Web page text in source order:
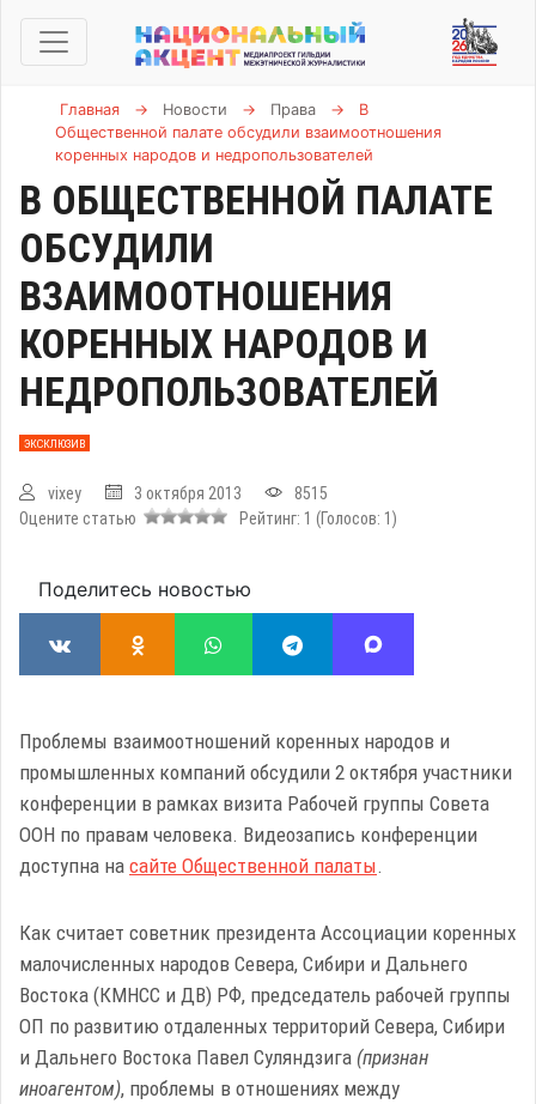
Главная → Новости → Права →
В
Общественной палате обсудили взаимоотношения
коренных народов и недропользователей
В ОБЩЕСТВЕННОЙ ПАЛАТЕ
ОБСУДИЛИ
ВЗАИМООТНОШЕНИЯ
КОРЕННЫХ НАРОДОВ И
НЕДРОПОЛЬЗОВАТЕЛЕЙ
ЭКСКЛЮЗИВ
vixey 3 октября 2013
8515
Оцените статью
Рейтинг: 1 (Голосов: 1 )
Поделитесь новостью
Проблемы взаимоотношений коренных народов и
промышленных компаний обсудили 2 октября участники
конференции в рамках визита Рабочей группы Совета
ООН по правам человека. Видеозапись конференции
доступна на сайте Общественной палаты.
Как считает советник президента Ассоциации коренных
малочисленных народов Севера, Сибири и Дальнего
Востока (КМНСС и ДВ) РФ, председатель рабочей группы
ОП по развитию отдаленных территорий Севера, Сибири
и Дальнего Востока Павел Суляндзига (признан
иноагентом), проблемы в отношениях между